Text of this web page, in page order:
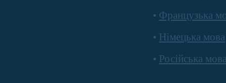
• Французька
• Німецька мова
• Російська